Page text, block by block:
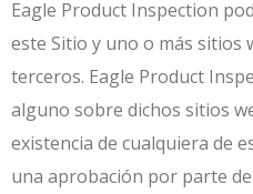
Eagle Product Inspection
este Sitio y uno o más sitios
terceros. Eagle Product
alguno sobre dichos sitios
existencia de cualquiera de
una aprobación por parte